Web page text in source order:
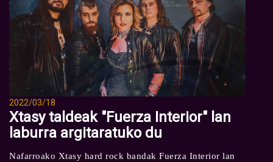
2022/03/18
Xtasy taldeak "Fuerza Interior" lan
laburra argitaratuko du
Nafarroako Xtasy hard rock bandak Fuerza Interior lan